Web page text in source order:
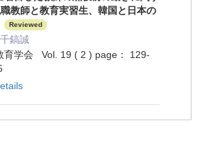
教師と教育実習生、韓国と日本の
Reviewed
鎬誠
育学会 Vol. 19 ( 2 ) page： 129-